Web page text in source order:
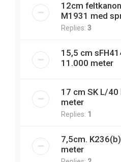
12cm
M1931 med
Replies: 3
15,5 cm
11.000 meter
17 cm SK L/40
meter
Replies: 1
7,5cm.
meter